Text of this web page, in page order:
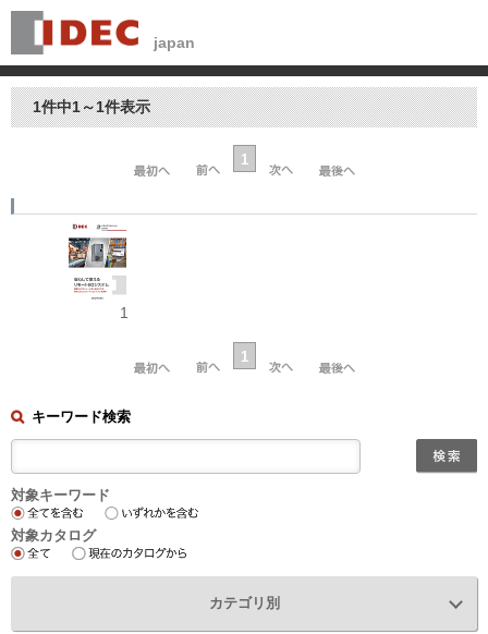
1件中1～1件表示
1
1
1
キーワード検索
対象キーワード
対象カタログ
カテゴリ別